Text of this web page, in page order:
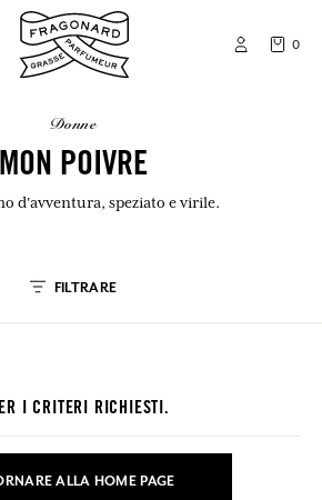
0
donne
MON POIVRE
d'avventura, speziato e virile.
FILTRARE
I CRITERI RICHIESTI.
ALLA HOME PAGE